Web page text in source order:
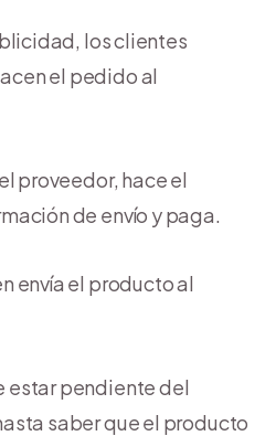
los clientes
el pedido al
proveedor, hace el
de envío y paga.
envía el producto al
estar pendiente del
saber que el producto